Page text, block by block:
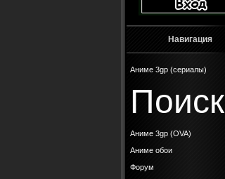
Навигация
Аниме 3gp (сериалы)
Поиск
Аниме 3gp (OVA)
Аниме обои
Форум